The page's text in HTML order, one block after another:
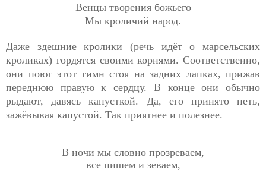
Венцы творения божьего
Мы кроличий народ.
Даже здешние кролики (речь идёт о марсельских
кроликах) гордятся своими корнями. Соответственно,
они поют этот гимн стоя на задних лапках, прижав
переднюю правую к сердцу. В конце они обычно
рыдают, давясь капусткой. Да, его принято петь,
зажёвывая капустой. Так приятнее и полезнее.
В ночи мы словно прозреваем,
все пишем и зеваем,